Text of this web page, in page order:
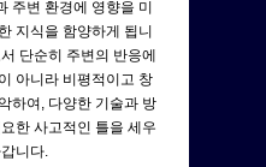
주변 환경에 영향을 미
지식을 함양하게 됩니
단순히 주변의 반응에
아니라 비평적이고 창
하여, 다양한 기술과 방
한 사고적인 틀을 세우
니다.